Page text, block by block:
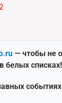
— чтобы не
белых списках!